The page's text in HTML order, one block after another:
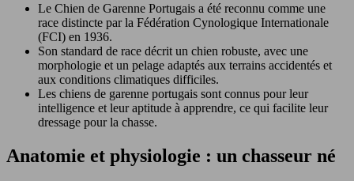
Le Chien de Garenne Portugais a été reconnu comme une
race distincte par la Fédération Cynologique Internationale
(FCI) en 1936.
Son standard de race décrit un chien robuste, avec une
morphologie et un pelage adaptés aux terrains accidentés et
aux conditions climatiques difficiles.
Les chiens de garenne portugais sont connus pour leur
intelligence et leur aptitude à apprendre, ce qui facilite leur
dressage pour la chasse.
Anatomie et physiologie : un chasseur né